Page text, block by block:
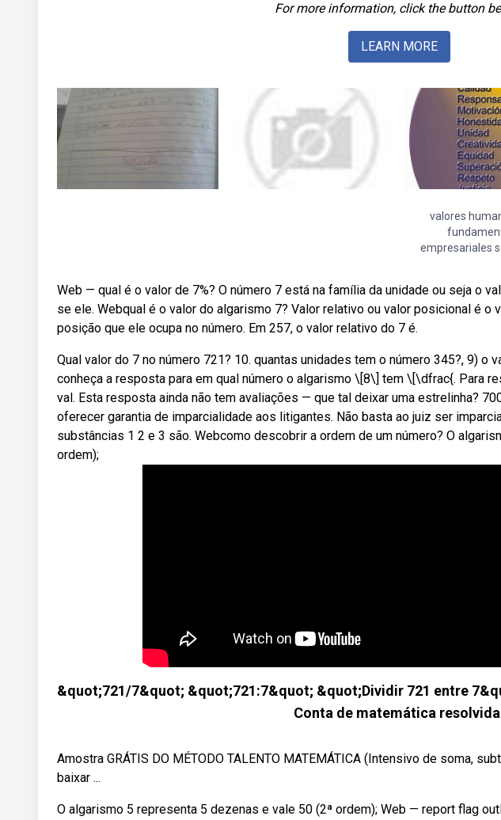
For more information, click the button
LEARN MORE
valores
empresariales
Web — qual é o valor de 7%? O número 7 está na família da unidade ou seja o
se ele. Webqual é o valor do algarismo 7? Valor relativo ou valor posicional é o
posição que ele ocupa no número. Em 257, o valor relativo do 7 é.
Qual valor do 7 no número 721? 10. quantas unidades tem o número 345?, 9) o
conheça a resposta para em qual número o algarismo \[8\] tem \[\dfrac{. Para
val. Esta resposta ainda não tem avaliações — que tal deixar uma estrelinha?
oferecer garantia de imparcialidade aos litigantes. Não basta ao juiz ser
substâncias 1 2 e 3 são. Webcomo descobrir a ordem de um número? O
ordem);
&quot;721/7&quot; &quot;721:7&quot; &quot;Dividir 721 entre
Conta de matemática
Amostra GRÁTIS DO MÉTODO TALENTO MATEMÁTICA (Intensivo de soma,
baixar ...
O algarismo 5 representa 5 dezenas e vale 50 (2ª ordem); Web — report flag